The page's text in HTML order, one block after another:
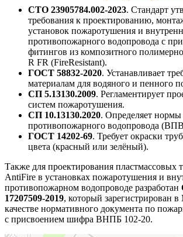
СТО 23905784.002-2023. Стандарт
требования к проектированию,
установок пожаротушения и
противопожарного водопровода с
фитингов из композитного
R FR (FireResistant).
ГОСТ 58832-2020. Устанавливает
материалам для водяного и пенного
СП 5.13130.2009. Регламентирует
систем пожаротушения.
СП 10.13130.2020. Определяет нормы
противопожарного водопровода
ГОСТ 14202-69. Требует окраски
цвета (красный или зелёный).
Также для проектирования пластмассовых
AntiFire в установках пожаротушения и
противопожарном водопроводе разработан
17207509-2019, который зарегистрирован
качестве нормативного документа по
с присвоением шифра ВНПБ 102-20.